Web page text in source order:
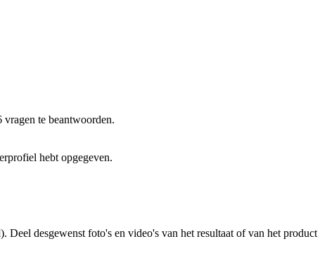
vragen te beantwoorden.
hebt opgegeven.
desgewenst foto's en video's van het resultaat of van het product